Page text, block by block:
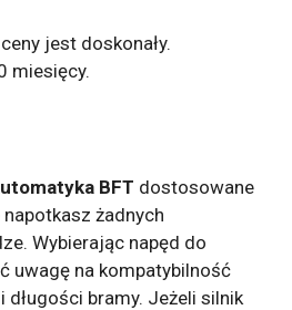
jest doskonały.
miesięcy.
BFT dostosowane
żadnych
Wybierając napęd do
uwagę na kompatybilność
bramy. Jeżeli silnik